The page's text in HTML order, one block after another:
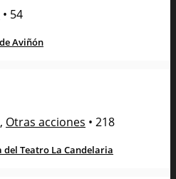
• 54
Aviñón
, Otras acciones • 218
Teatro La Candelaria